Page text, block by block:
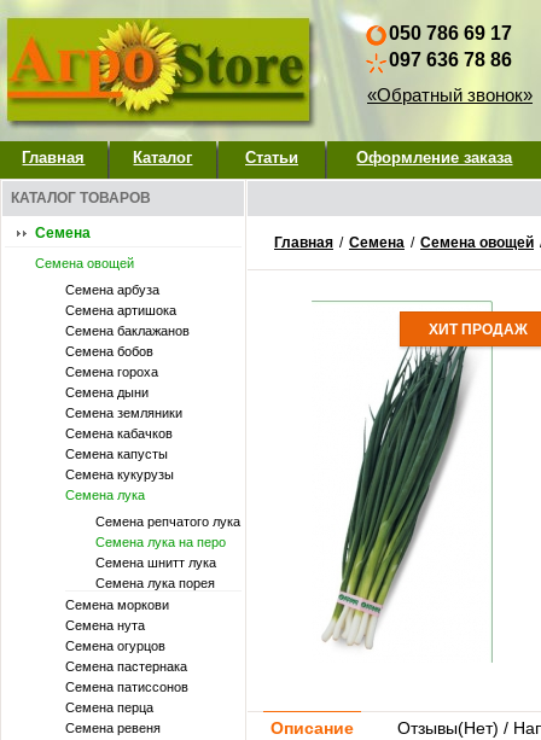
050 786 69 17
097 636 78 86
«Обратный звонок»
Главная Каталог Статьи Оформление заказа
КАТАЛОГ ТОВАРОВ
Семена
Семена овощей
Семена арбуза
Семена артишока
Семена баклажанов
Семена бобов
Семена гороха
Семена дыни
Семена земляники
Семена кабачков
Семена капусты
Семена кукурузы
Семена лука
Семена репчатого лука
Семена лука на перо
Семена шнитт лука
Семена лука порея
Семена моркови
Семена нута
Семена огурцов
Семена пастернака
Семена патиссонов
Семена перца
Семена ревеня
Главная / Семена / Семена овощей
ХИТ ПРОДАЖ
Описание Отзывы(Нет) /